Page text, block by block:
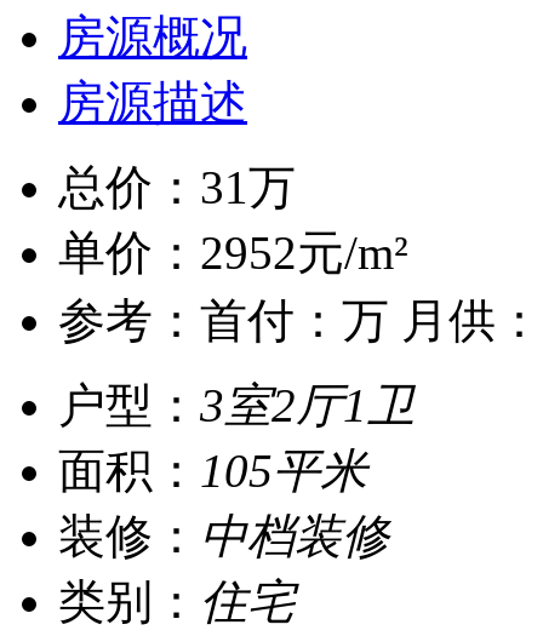
房源概况
房源描述
总价： 31万
单价： 2952元/m²
参考： 首付： 万 月供：
户型： 3室2厅1卫
面积： 105平米
装修： 中档装修
类别： 住宅